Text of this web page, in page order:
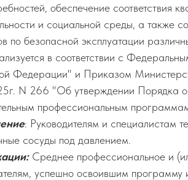
обеспечение соответствия
и социальной среды, а также
по безопасной эксплуатации
в соответствии с
Федерации" и Приказом
N 266 "Об утверждении Порядка
профессиональным
: Руководителям и специалистам
сосуды под давлением.
Среднее профессиональное и
успешно освоившим программу